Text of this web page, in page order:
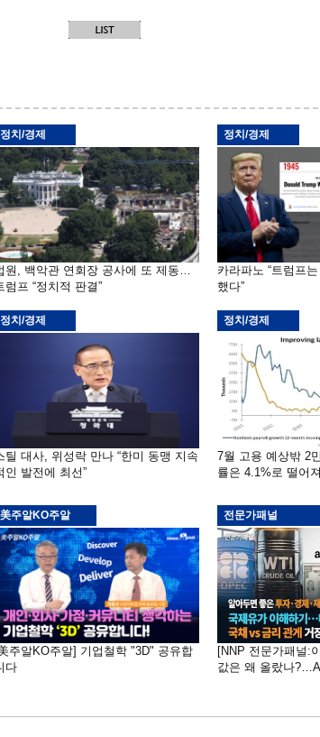
정치/경제
원, 백악관 연회장 공사에 또 제동…
럼프 “정치적 판결”
정치/경제
카라파노 “트럼프
했다”
정치/경제
틸 대사, 위성락 만나 “한미 동맹 지속
인 발전에 최선”
정치/경제
7월 고용 예상밖 2
률은 4.1%로 떨어져
美주알KO주알
주알KO주알] 기업철학 "3D" 공유합
다
전문가패널
[NNP 전문가패널:
값은 왜 올랐나